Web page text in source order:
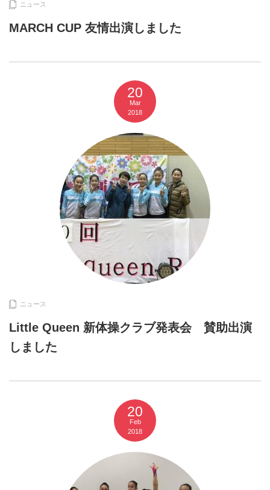
ニュース
MARCH CUP 友情出演しました
20
Mar
2018
ニュース
Little Queen 新体操クラブ発表会 賛助出演
しました
20
Feb
2018